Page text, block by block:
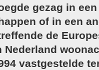
gezag in
of in een
de
Nederland
vastgestelde